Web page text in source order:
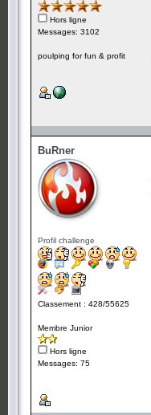
Hors ligne
Messages: 3102
poulping for fun & profit
BuRner
Profil challenge
Classement : 428/55625
Membre Junior
Hors ligne
Messages: 75